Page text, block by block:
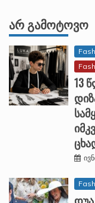
ᲐᲠ ᲒᲐᲛᲝᲢᲝᲕᲝ
13